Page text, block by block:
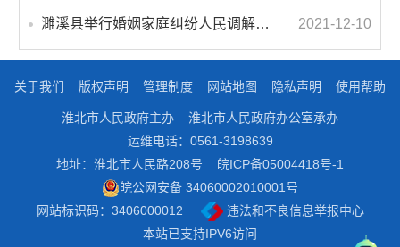
濉溪县举行婚姻家庭纠纷人民调解委员会暨调解志愿者服务团成立仪式 2021-12-10
关于我们 版权声明 管理制度 网站地图 隐私声明 使用帮助
淮北市人民政府主办
淮北市人民政府办公室承办
运维电话：0561-3198639
地址：淮北市人民路208号
皖ICP备05004418号-1
皖公网安备 34060002010001号
网站标识码：3406000012
违法和不良信息举报中心
本站已支持IPV6访问